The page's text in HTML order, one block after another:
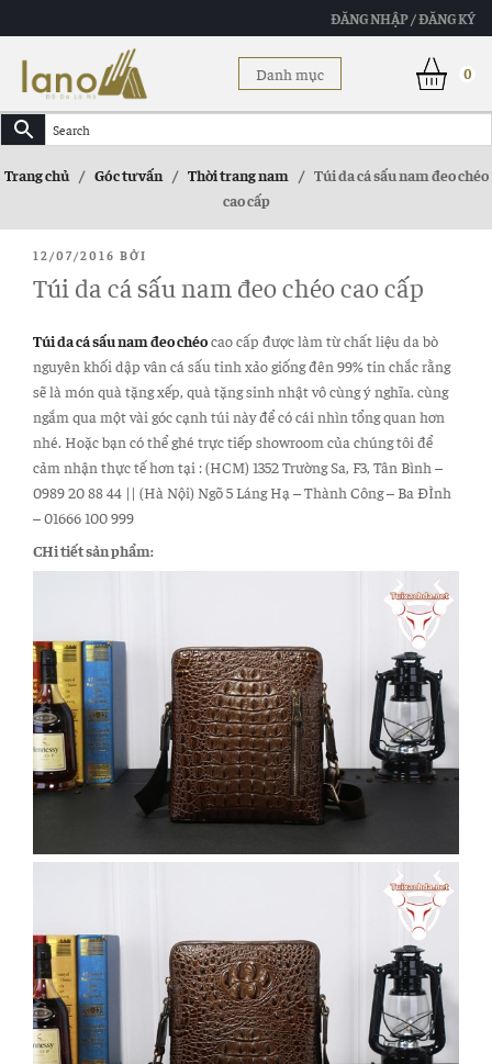
ĐĂNG NHẬP / ĐĂNG KÝ
Danh mục 0
Trang chủ / Góc tư vấn / Thời trang nam / Túi da cá sấu nam đeo chéo
cao cấp
ĐĂNG
12/07/2016 BỞI
Túi da cá sấu nam đeo chéo cao cấp
Túi da cá sấu nam đeo chéocao cấp được làm từ chất liệu da bò
nguyên khối dập vân cá sấu tinh xảo giống đên 99% tin chắc rằng
sẽ là món quà tặng xếp, quà tặng sinh nhật vô cùng ý nghĩa. cùng
ngắm qua một vài góc cạnh túi này để có cái nhìn tổng quan hơn
nhé. Hoặc bạn có thể ghé trực tiếp showroom của chúng tôi để
cảm nhận thực tế hơn tại : (HCM) 1352 Trường Sa, F3, Tân Bình –
0989 20 88 44 || (Hà Nội) Ngõ 5 Láng Hạ – Thành Công – Ba ĐÌnh
– 01666 100 999
CHi tiết sản phẩm: